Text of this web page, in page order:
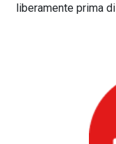
liberamente prima